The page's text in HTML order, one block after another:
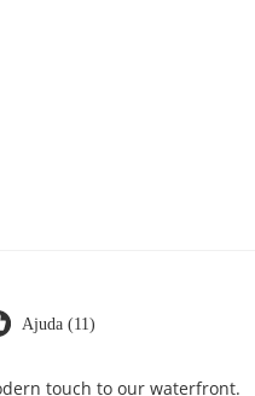
Ajuda (11)
touch to our waterfront.